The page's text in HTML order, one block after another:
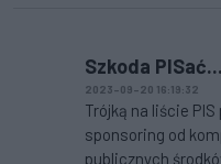
Szkoda PISać...
2023-09-20 16:19:32
Trójką na liście
sponsoring od
publicznych